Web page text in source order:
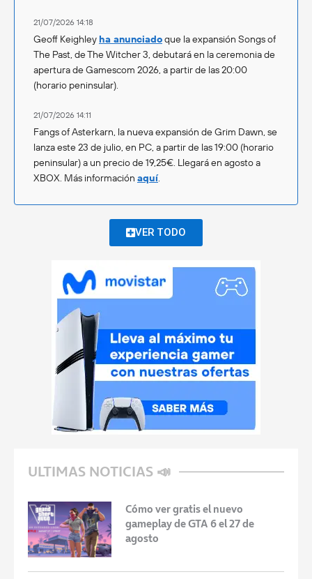
21/07/2026 14:18
Geoff Keighley ha anunciadoque la expansión Songs of
The Past, de The Witcher 3, debutará en la ceremonia de
apertura de Gamescom 2026, a partir de las 20:00
(horario peninsular).
21/07/2026 14:11
Fangs of Asterkarn, la nueva expansión de Grim Dawn, se
lanza este 23 de julio, en PC, a partir de las 19:00 (horario
peninsular) a un precio de 19,25€. Llegará en agosto a
XBOX. Más información aquí.
VER TODO
ULTIMAS NOTICIAS 📣
Cómo ver gratis el nuevo
gameplay de GTA 6 el 27 de
agosto